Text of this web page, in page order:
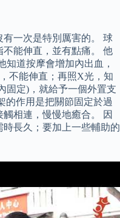
一次是特別厲害的。 球
能伸直，並有點痛。 他
知道按摩會增加內出血，
不能伸直；再照X光，知
固定)，就給予一個外置支
的作用是把關節固定於過
相連，慢慢地癒合。 因
長久；要加上一些輔助的